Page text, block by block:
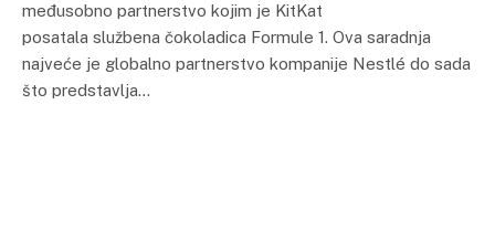
međusobno partnerstvo kojim je KitKat
posatala službena čokoladica Formule 1. Ova saradnja
najveće je globalno partnerstvo kompanije Nestlé do sada
što predstavlja…